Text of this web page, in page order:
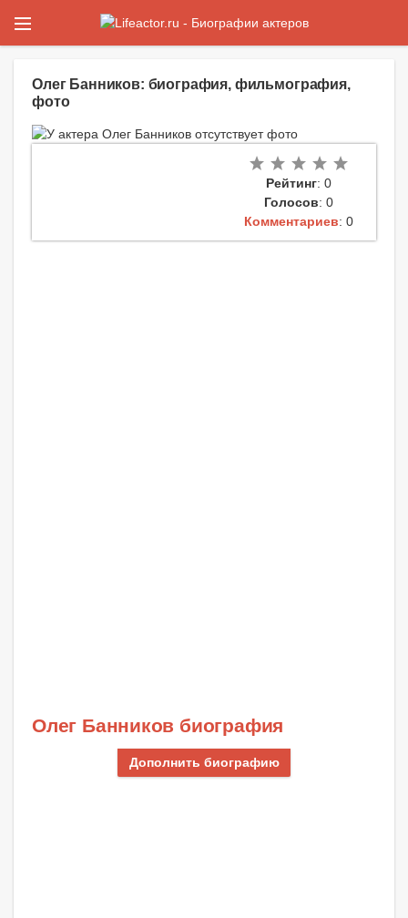
Олег Банников: биография, фильмография,
фото
Рейтинг: 0
Голосов: 0
Комментариев: 0
Олег Банников биография
Дополнить биографию